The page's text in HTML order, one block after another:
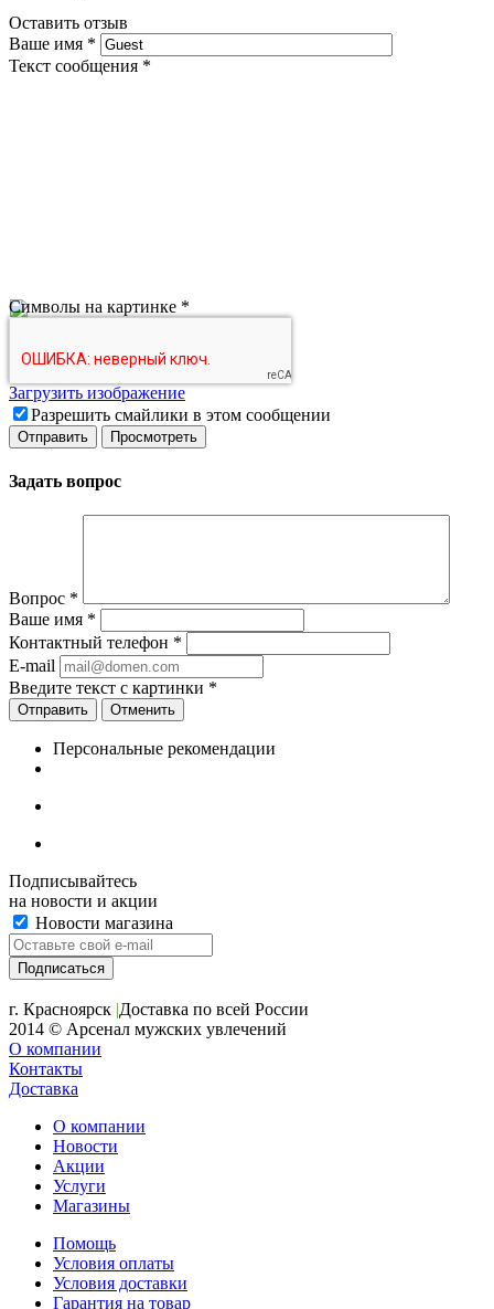
Оставить отзыв
Ваше имя *
Текст сообщения *
Символы на картинке *
Загрузить изображение
Разрешить смайлики в этом сообщении
Задать вопрос
Вопрос *
Ваше имя *
Контактный телефон *
E-mail
Введите текст с картинки *
Отменить
Персональные рекомендации
Подписывайтесь
на новости и акции
Новости магазина
г. Красноярск |Доставка по всей России
2014 © Арсенал мужских увлечений
О компании
Контакты
Доставка
О компании
Новости
Акции
Услуги
Магазины
Помощь
Условия оплаты
Условия доставки
Гарантия на товар